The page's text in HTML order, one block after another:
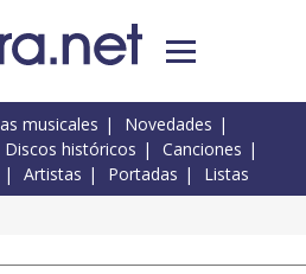
musicales
Novedades
Discos históricos
Canciones
Artistas Portadas Listas